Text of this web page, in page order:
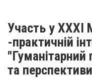
Участь у ХХXI
-практичній
"Гуманітарний
та